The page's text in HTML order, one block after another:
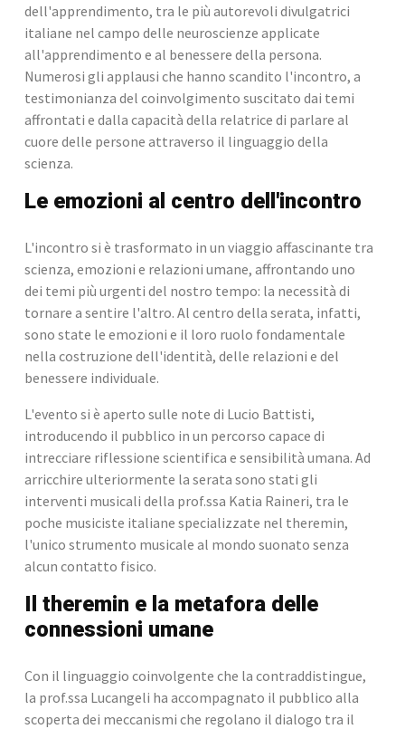
dell'apprendimento, tra le più autorevoli divulgatrici
italiane nel campo delle neuroscienze applicate
all'apprendimento e al benessere della persona.
Numerosi gli applausi che hanno scandito l'incontro, a
testimonianza del coinvolgimento suscitato dai temi
affrontati e dalla capacità della relatrice di parlare al
cuore delle persone attraverso il linguaggio della
scienza.
Le emozioni al centro dell'incontro
L'incontro si è trasformato in un viaggio affascinante tra
scienza, emozioni e relazioni umane, affrontando uno
dei temi più urgenti del nostro tempo: la necessità di
tornare a sentire l'altro. Al centro della serata, infatti,
sono state le emozioni e il loro ruolo fondamentale
nella costruzione dell'identità, delle relazioni e del
benessere individuale.
L'evento si è aperto sulle note di Lucio Battisti,
introducendo il pubblico in un percorso capace di
intrecciare riflessione scientifica e sensibilità umana. Ad
arricchire ulteriormente la serata sono stati gli
interventi musicali della prof.ssa Katia Raineri, tra le
poche musiciste italiane specializzate nel theremin,
l'unico strumento musicale al mondo suonato senza
alcun contatto fisico.
Il theremin e la metafora delle
connessioni umane
Con il linguaggio coinvolgente che la contraddistingue,
la prof.ssa Lucangeli ha accompagnato il pubblico alla
scoperta dei meccanismi che regolano il dialogo tra il